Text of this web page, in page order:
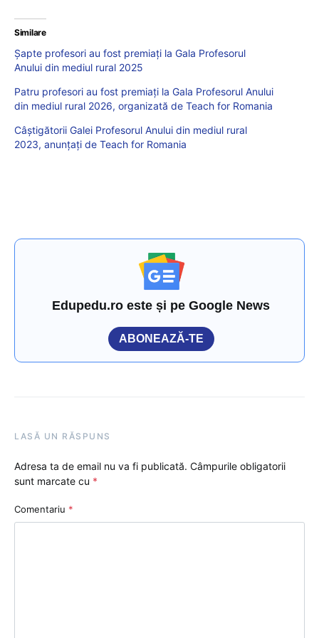
Similare
Șapte profesori au fost premiați la Gala Profesorul
Anului din mediul rural 2025
Patru profesori au fost premiați la Gala Profesorul Anului
din mediul rural 2026, organizată de Teach for Romania
Câștigătorii Galei Profesorul Anului din mediul rural
2023, anunțați de Teach for Romania
Edupedu.ro este și pe Google News
ABONEAZĂ-TE
LASĂ UN RĂSPUNS
Adresa ta de email nu va fi publicată. Câmpurile obligatorii
sunt marcate cu *
Comentariu *